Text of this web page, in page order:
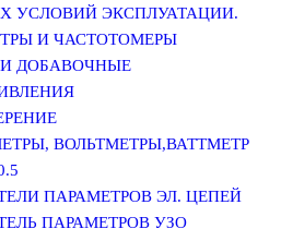
УСЛОВИЙ ЭКСПЛУАТАЦИИ.
И ЧАСТОТОМЕРЫ
ДОБАВОЧНЫЕ
ВОЛЬТМЕТРЫ,ВАТТМЕТР
ПАРАМЕТРОВ ЭЛ. ЦЕПЕЙ
ПАРАМЕТРОВ УЗО